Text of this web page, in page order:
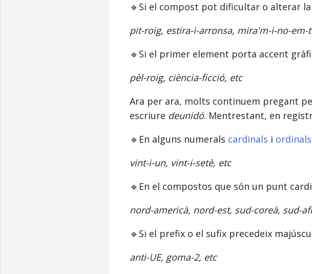
🔹Si el compost pot dificultar o alterar
pit-roig, estira-i-arronsa, mira'm-i-no-em-
🔹Si el primer element porta accent
pèl-roig, ciència-ficció, etc
Ara per ara, molts continuem pregant
escriure deunidó. Mentrestant, en
🔹En alguns numerals cardinals i ordinals
vint-i-un, vint-i-setè, etc
🔹En el compostos que són un punt
nord-americà, nord-est, sud-coreà, sud-
🔹Si el prefix o el sufix precedeix
anti-UE, goma-2, etc